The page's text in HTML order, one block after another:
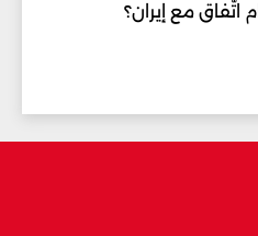
اتّفاق مع إيران؟